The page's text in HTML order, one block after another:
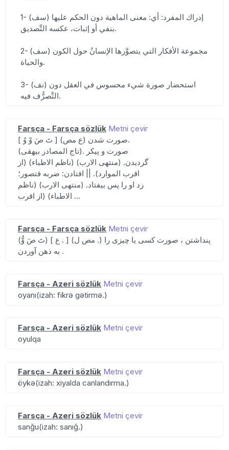
1- (سف) إدراك المفرد: أي: معنى الماهية دون الحكم عليها
بنفي أو إثبات، عكسه التَّصديق.
2- (سف) مجموعة الأفكار التي يتصوَّرها الإنسانُ حول الكون
والحياة.
3- (نف) استحضار صورة شيء محسوس في العقل دون
التَّصرُّف فيه.
Farsça - Farsça sözlük Metni çevir
[ تَ صَ وْ وُ ] (ع مص) صورت شدن.
(تاج المصادر بیهقی). صورت و پیکر
گردیدن. (منتهی الارب) (ناظم الاطباء) (از
اقرب الموارد). || افتادن: ضربه فتصور؛
زد او را پس بیفتاد. (منتهی الارب) (ناظم
الاطباء) (از اقرب ...
Farsça - Farsça sözlük Metni çevir
(تَ صَ وُّ) [ ع . ] (مص ل .) پنداشتن ، صورت کسی یا چیزی را
به ذهن آوردن .
Farsça - Azeri sözlük Metni çevir
oyanı(izah: fikrə gətirmə.)
Farsça - Azeri sözlük Metni çevir
oyulqa
Farsça - Azeri sözlük Metni çevir
öykə(izah: xiyalda canlandırma.)
Farsça - Azeri sözlük Metni çevir
sanğu(izah: sanığ.)